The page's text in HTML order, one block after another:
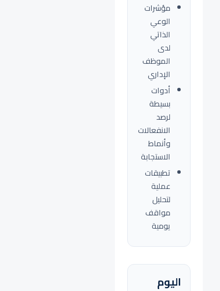
مؤشرات
الوعي
الذاتي
لدى
الموظف
الإداري
أدوات
بسيطة
لرصد
الانفعالات
وأنماط
الاستجابة
تطبيقات
عملية
لتحليل
مواقف
يومية
اليوم